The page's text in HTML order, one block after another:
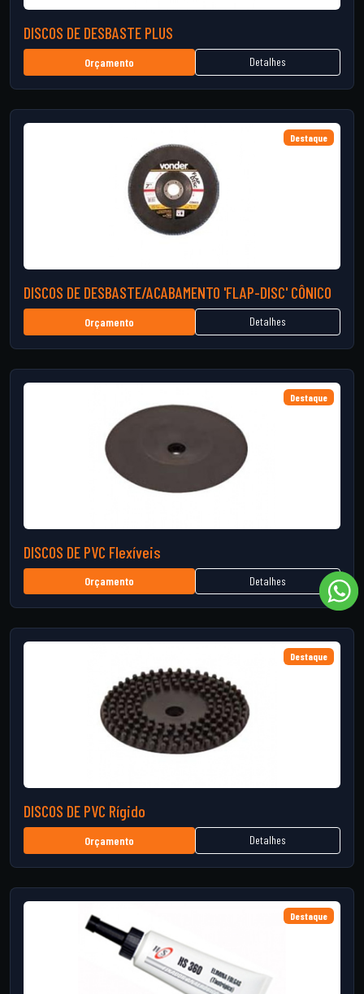
DISCOS DE DESBASTE PLUS
Orçamento Detalhes
Destaque
DISCOS DE DESBASTE/ACABAMENTO 'FLAP-DISC' CÔNICO
Orçamento Detalhes
Destaque
DISCOS DE PVC Flexíveis
Orçamento Detalhes
Destaque
DISCOS DE PVC Rígido
Orçamento Detalhes
Destaque